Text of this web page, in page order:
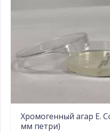
Хромогенный агар E.
мм петри)